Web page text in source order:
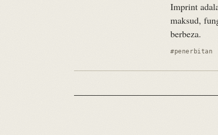
Imprint
maksud,
berbeza.
#penerbitan